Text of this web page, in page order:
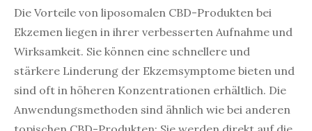
Die Vorteile von liposomalen CBD-Produkten bei
Ekzemen liegen in ihrer verbesserten Aufnahme und
Wirksamkeit. Sie können eine schnellere und
stärkere Linderung der Ekzemsymptome bieten und
sind oft in höheren Konzentrationen erhältlich. Die
Anwendungsmethoden sind ähnlich wie bei anderen